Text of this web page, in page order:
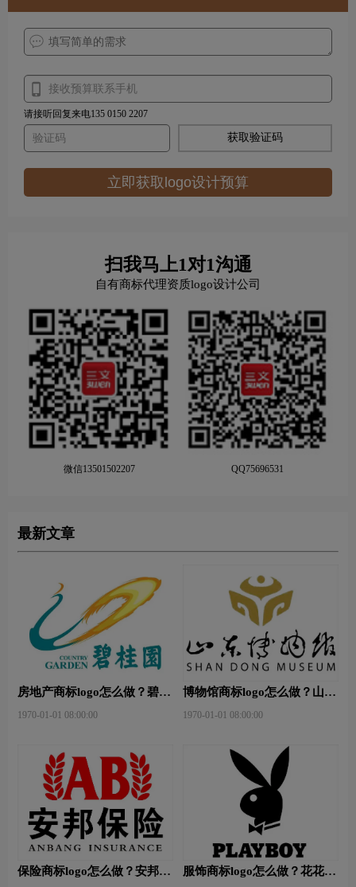
请接听回复来电135 0150 2207
获取验证码
立即获取logo设计预算
扫我马上1对1沟通
自有商标代理资质logo设计公司
微信13501502207 QQ75696531
最新文章
房地产商标logo怎么做？碧桂
1970-01-01 08:00:00
博物馆商标logo怎么做？山东
logo设计
1970-01-01 08:00:00
保险商标logo怎么做？安邦保
服饰商标logo怎么做？花花公